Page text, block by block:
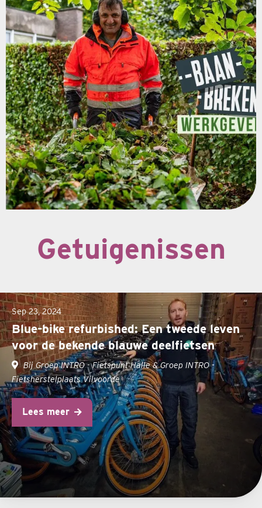
Getuigenissen
Sep 23, 2024
Blue-bike refurbished: Een tweede leven
voor de bekende blauwe deelfietsen
Bij Groep INTRO - Fietspunt Halle & Groep INTRO -
Fietsherstelplaats Vilvoorde
Lees meer